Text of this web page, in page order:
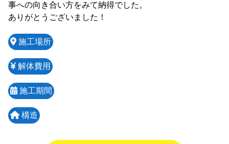
事への向き合い方をみて納得でした。
ありがとうございました！
施工場所
解体費用
施工期間
構造